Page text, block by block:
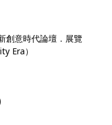
意時代論壇．展覽
Era）